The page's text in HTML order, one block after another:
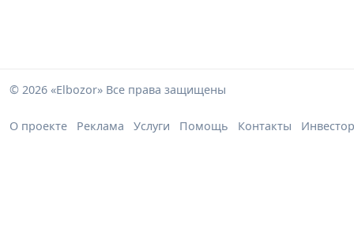
© 2026 «Elbozor» Все права защищены
О проекте Реклама Услуги Помощь Контакты